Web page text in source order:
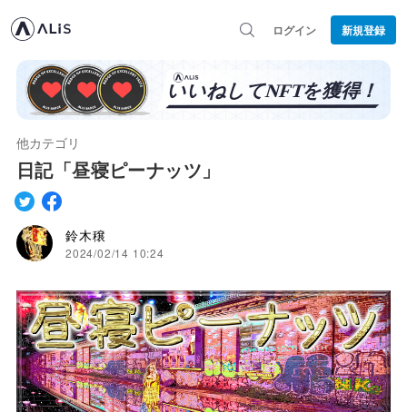
ログイン 新規登録
他カテゴリ
日記「昼寝ピーナッツ」
鈴木穣
2024/02/14 10:24